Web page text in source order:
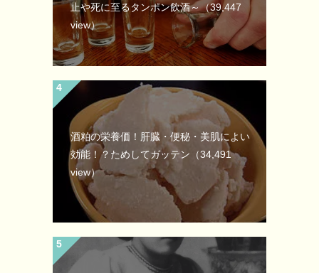
止や死に至るタンポン飲酒～（39,447
view）
酒粕の栄養価！肝臓・便秘・美肌によい
効能！？ためしてガッテン （34,491
view）